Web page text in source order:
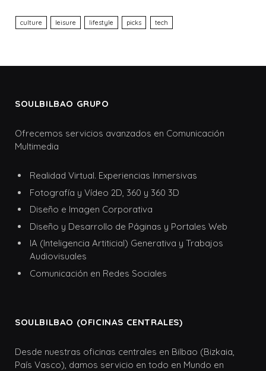
culture leisure lifestyle picks tech
SOULBILBAO GRUPO
Ofrecemos servicios avanzados en Comunicación
Multimedia
Realidad Virtual. Experiencias Inmersivas
Fotografía y Vídeo 2D, 360 y 360 3D
Diseño e Imagen Corporativa
Diseño y Desarrollo de Páginas y Portales Web
IA (Inteligencia Artiticial) Generativa y Trabajos
Audiovisuales
Comunicación en Redes Sociales
SOULBILBAO (OFICINAS CENTRALES)
Desde nuestras oficinas centrales en Bilbao (Bizkaia,
País Vasco), damos servicio en todo en Mundo en